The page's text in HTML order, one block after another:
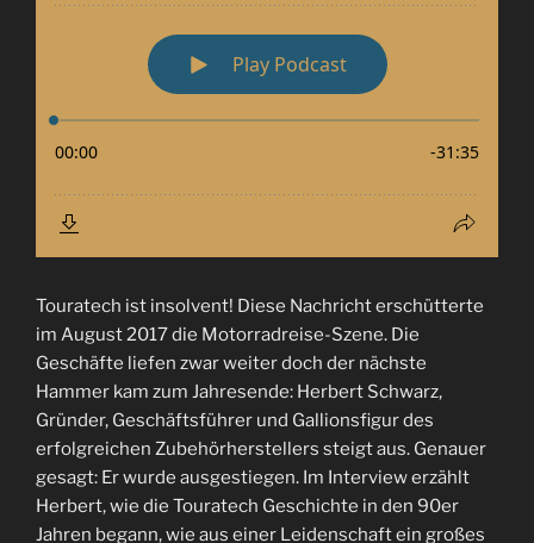
Touratech ist insolvent! Diese Nachricht erschütterte
im August 2017 die Motorradreise-Szene. Die
Geschäfte liefen zwar weiter doch der nächste
Hammer kam zum Jahresende: Herbert Schwarz,
Gründer, Geschäftsführer und Gallionsfigur des
erfolgreichen Zubehörherstellers steigt aus. Genauer
gesagt: Er wurde ausgestiegen. Im Interview erzählt
Herbert, wie die Touratech Geschichte in den 90er
Jahren begann, wie aus einer Leidenschaft ein großes